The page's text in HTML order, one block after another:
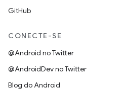
GitHub
CONECTE-SE
@Android no Twitter
@AndroidDev no Twitter
Blog do Android